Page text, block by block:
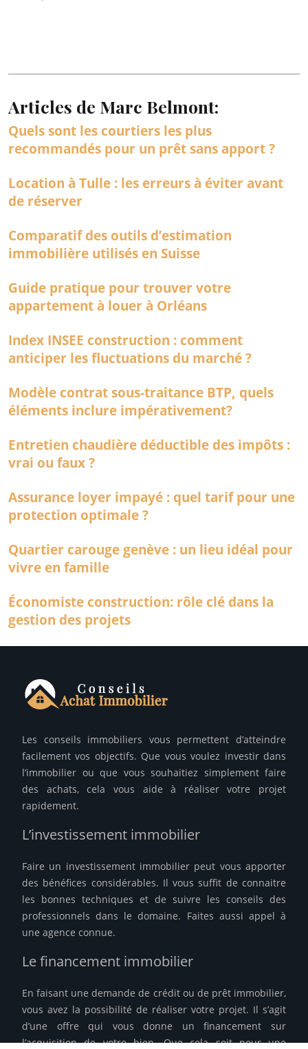
Articles de Marc Belmont:
Quels sont les courtiers les plus
recommandés pour un prêt sans apport ?
Location à Tulle : les erreurs à éviter avant
de réserver
Comparatif des outils d’estimation
immobilière utilisés en Suisse
Guide pratique pour trouver votre
appartement à louer à Orléans
Index INSEE construction : comment
anticiper les fluctuations du marché ?
Modèle contrat sous-traitance BTP, quels
éléments inclure impérativement?
Entretien chaudière déductible des impôts :
vrai ou faux ?
Assurance loyer impayé : quel tarif pour une
protection optimale ?
Quartier carouge genève : un lieu idéal pour
vivre en famille
Économiste construction: rôle clé dans la
gestion des projets
Les conseils immobiliers vous permettent d’atteindre
facilement vos objectifs. Que vous voulez investir dans
l’immobilier ou que vous souhaitiez simplement faire
des achats, cela vous aide à réaliser votre projet
rapidement.
L’investissement immobilier
Faire un investissement immobilier peut vous apporter
des bénéfices considérables. Il vous suffit de connaitre
les bonnes techniques et de suivre les conseils des
professionnels dans le domaine. Faites aussi appel à
une agence connue.
Le financement immobilier
En faisant une demande de crédit ou de prêt immobilier,
vous avez la possibilité de réaliser votre projet. Il s’agit
d’une offre qui vous donne un financement sur
l’acquisition de votre bien. Que cela soit pour une